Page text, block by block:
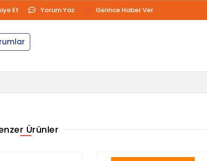
Et Yorum Yaz Gelince Haber Ver
Ürünler